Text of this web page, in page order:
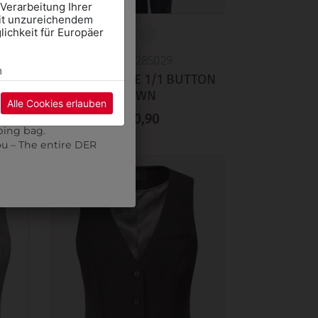
DAMENBLUSE 1/1 BUTTON
DOWN
€ 80,90
Ihrer
unzureichendem
für Europäer
Alle Cookies erlauben
WALTER Team
may be a wait.
bag.
– The entire DER